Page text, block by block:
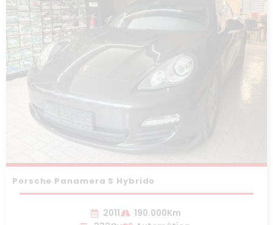
Porsche Panamera S Hybrido
2011
190.000Km